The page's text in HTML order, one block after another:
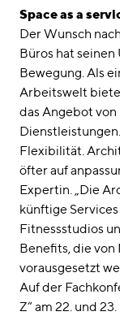
Space as a
Der Wunsch
Büros hat
Bewegung. Als
Arbeitswelt
das Angebot
Flexibilität.
öfter auf
Expertin. „Die
künftige
Fitnessstudios
Benefits, die
vorausgesetzt
Auf der
Z“ am 22. und